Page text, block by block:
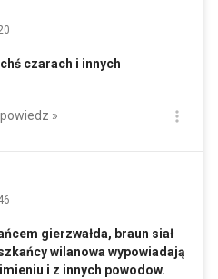
czarach i innych
»
gierzwałda, braun siał
wilanowa wypowiadają
i z innych powodow.